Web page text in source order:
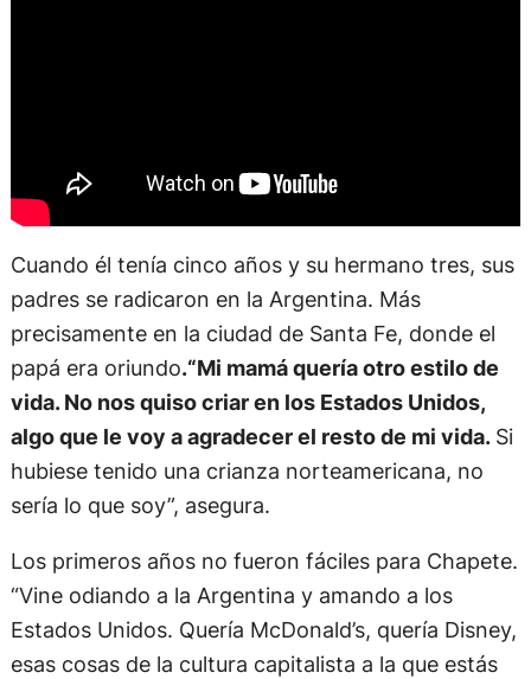
Cuando él tenía cinco años y su hermano tres, sus
padres se radicaron en la Argentina. Más
precisamente en la ciudad de Santa Fe, donde el
papá era oriundo.“Mi mamá quería otro estilo de
vida. No nos quiso criar en los Estados Unidos,
algo que le voy a agradecer el resto de mi vida. Si
hubiese tenido una crianza norteamericana, no
sería lo que soy”, asegura.
Los primeros años no fueron fáciles para Chapete.
“Vine odiando a la Argentina y amando a los
Estados Unidos. Quería McDonald’s, quería Disney,
esas cosas de la cultura capitalista a la que estás